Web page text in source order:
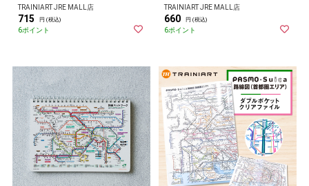
TRAINIART JRE MALL店
715 円 (税込)
6ポイント
TRAINIART JRE MALL店
660 円 (税込)
6ポイント